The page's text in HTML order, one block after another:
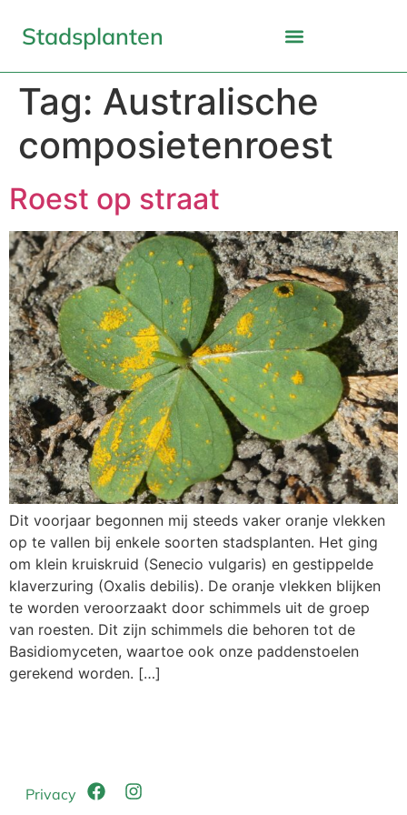
Stadsplanten
Tag: Australische
composietenroest
Roest op straat
Dit voorjaar begonnen mij steeds vaker oranje vlekken
op te vallen bij enkele soorten stadsplanten. Het ging
om klein kruiskruid (Senecio vulgaris) en gestippelde
klaverzuring (Oxalis debilis). De oranje vlekken blijken
te worden veroorzaakt door schimmels uit de groep
van roesten. Dit zijn schimmels die behoren tot de
Basidiomyceten, waartoe ook onze paddenstoelen
gerekend worden. […]
Privacy